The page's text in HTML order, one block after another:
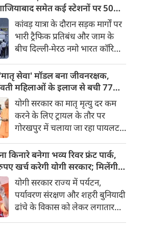
किया। रक्षा मंत्रालय के मुताबिक, यह
परीक्षण स्ट्रैटेजिक फोर्सेज कमांड
(SFC) और रक्षा अनुसंधान एवं
विकास संगठन (DRDO) की ओर से
किया गया।
समेत कई स्टेशनों पर 50%
की संख्या
कांवड़ यात्रा के दौरान सड़क मार्गों पर
भारी ट्रैफिक प्रतिबंध और जाम के
बीच दिल्ली-मेरठ नमो भारत कॉरिडोर
परिवहन विकल्प बनकर उभरा है।
तेज़, समयबद्ध और आरामदायक
सफर के चलते कॉरिडोर के कई
स्टेशनों पर यात्रियों की संख्या में 40
से 50 प्रतिशत तक बढ़ गई है।
सेवा' मॉडल बना जीवनरक्षक,
महिलाओं के इलाज से बची 77
योगी सरकार का मातृ मृत्यु दर कम
करने के लिए ट्रायल के तौर पर
गोरखपुर में चलाया जा रहा पायलट
बनकर उभरा है। मुख्यमंत्री योगी
आदित्यनाथ के निर्देश पर पायलट
प्रोजेक्ट ‘मातृ सेवा’ का लक्ष्य हाई
रिस्क गर्भवती केसों को तुरंत बड़े
अस्पतालों में रेफर कर बचाना है।
किनारे बनेगा भव्य रिवर फ्रंट पार्क,
खर्च करेगी योगी सरकार; मिलेंगी ये
योगी सरकार राज्य में पर्यटन,
पर्यावरण संरक्षण और शहरी बुनियादी
ढांचे के विकास को लेकर लगातार